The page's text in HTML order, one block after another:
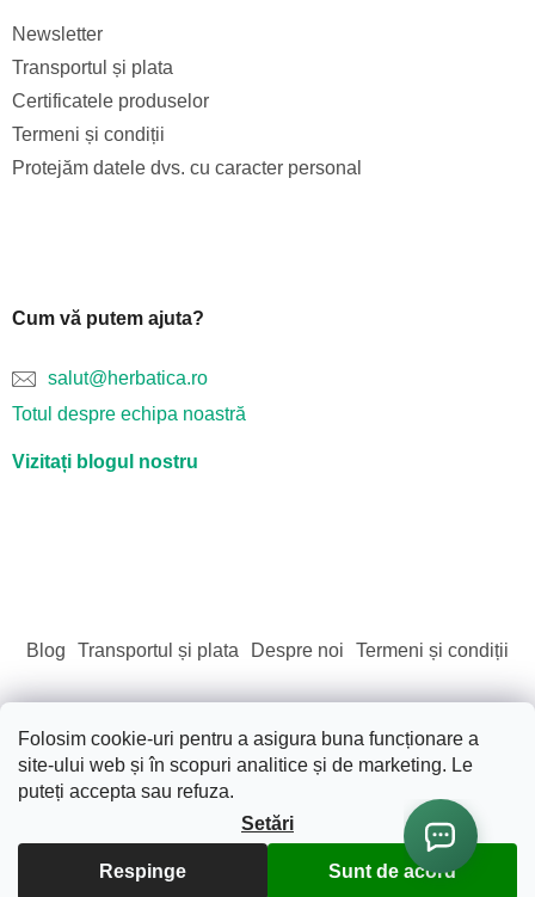
Folosim cookie-uri pentru a asigura buna funcționare a
site-ului web și în scopuri analitice și de marketing. Le
puteți accepta sau refuza.
Setări
Respinge Sunt de acord
Newsletter
Transportul și plata
Certificatele produselor
Termeni și condiții
Protejăm datele dvs. cu caracter personal
Cum vă putem ajuta?
salut@herbatica.ro
Totul despre echipa noastră
Vizitați blogul nostru
Blog Transportul și plata Despre noi Termeni și condiții
Creat de Shoptet
Drepturi de autor 2026Sãnãtate. Frumusete. Natura..
Toate drepturile rezervate.
Editați setările cookie-urilor